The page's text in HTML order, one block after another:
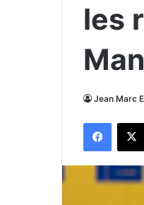
les
Jean Marc